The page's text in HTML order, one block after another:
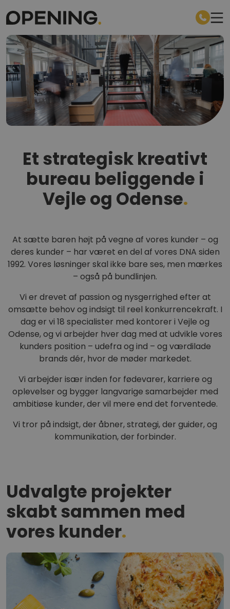
Et strategisk kreativt
bureau beliggende i
Vejle og Odense.
At sætte baren højt på vegne af vores kunder – og
deres kunder – har været en del af vores DNA siden
1992. Vores løsninger skal ikke bare ses, men mærkes
– også på bundlinjen.
Vi er drevet af passion og nysgerrighed efter at
omsætte behov og indsigt til reel konkurrencekraft. I
dag er vi 18 specialister med kontorer i Vejle og
Odense, og vi arbejder hver dag med at udvikle vores
kunders position – udefra og ind – og værdilade
brands dér, hvor de møder markedet.
Vi arbejder især inden for fødevarer, karriere og
oplevelser og bygger langvarige samarbejder med
ambitiøse kunder, der vil mere end det forventede.
Vi tror på indsigt, der åbner, strategi, der guider, og
kommunikation, der forbinder.
Udvalgte projekter
skabt sammen med
vores kunder.